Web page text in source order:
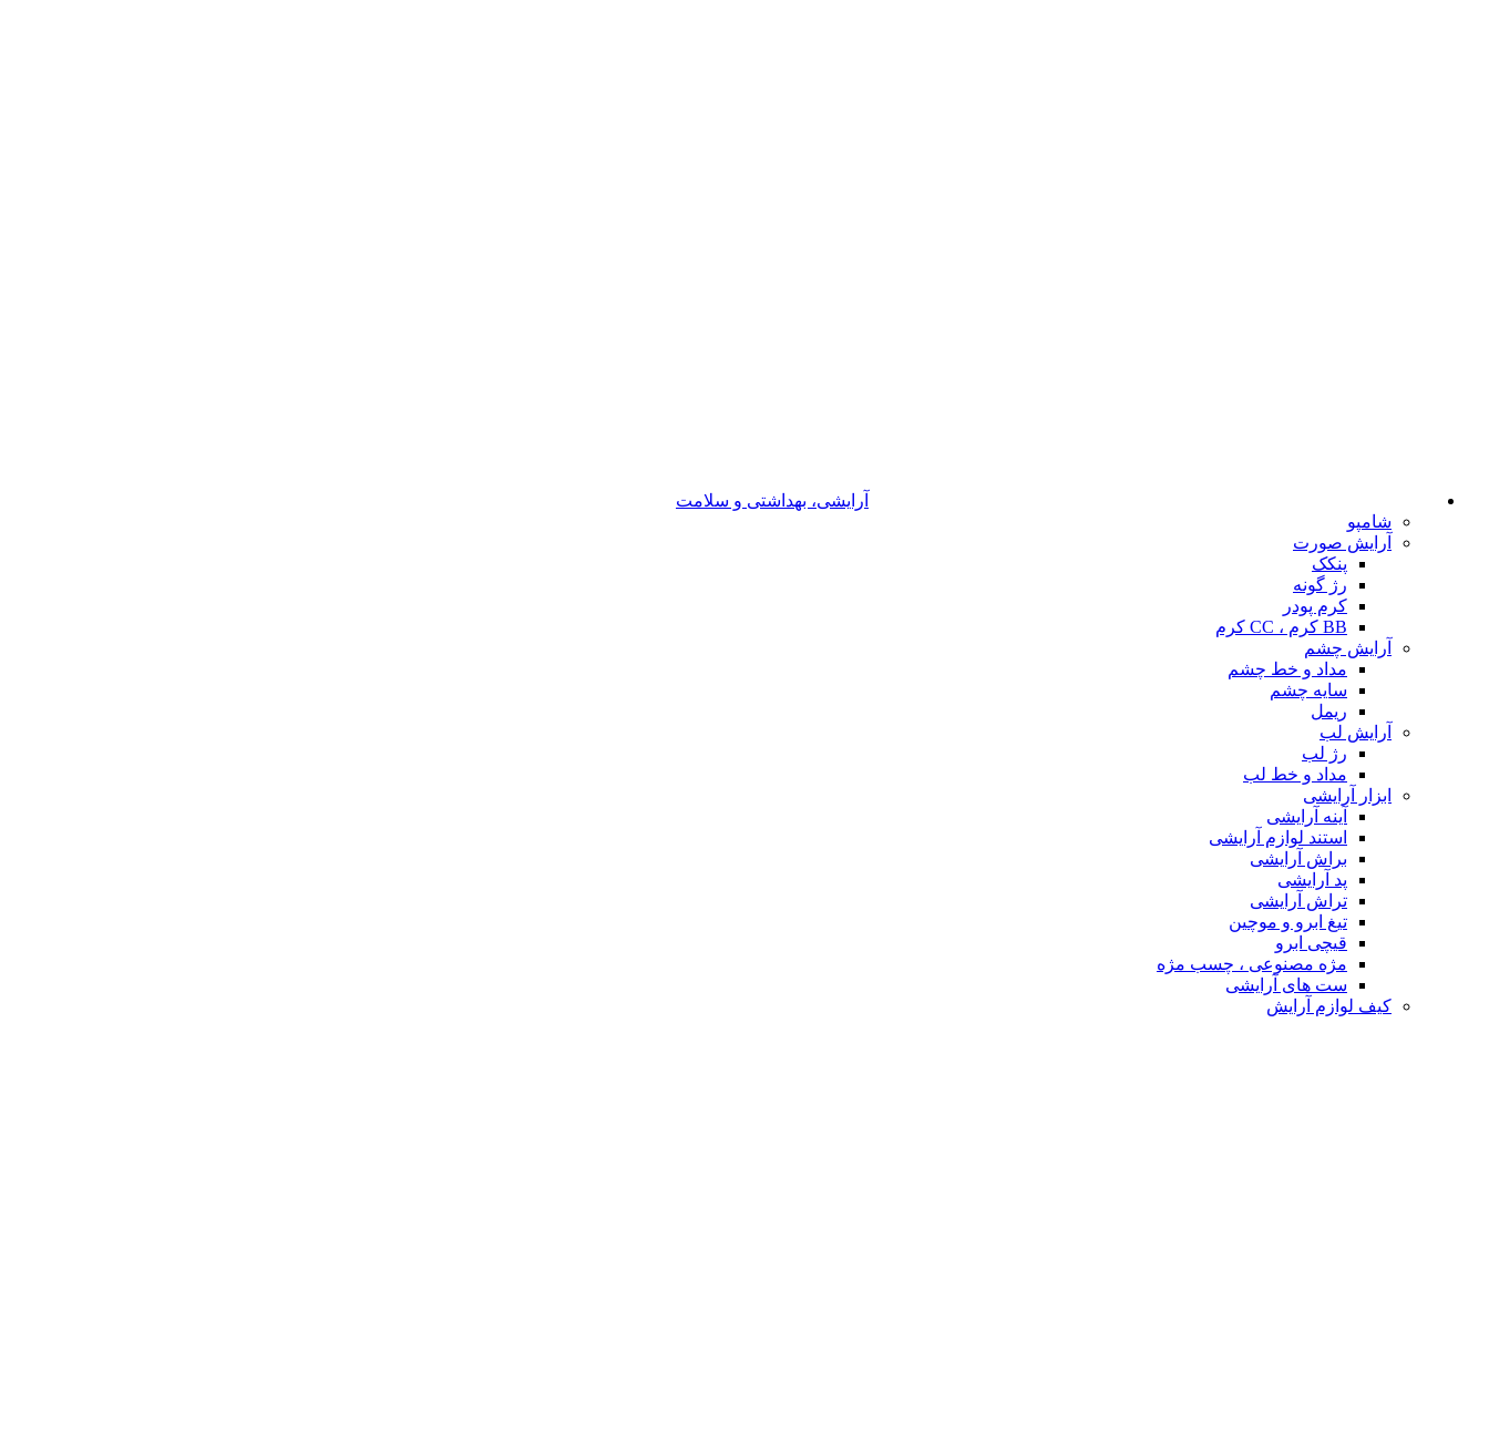
آرایشی، بهداشتی و سلامت
شامپو
آرایش صورت
پنکک
رژ گونه
کرم پودر
BB کرم ، CC کرم
آرایش چشم
مداد و خط چشم
سایه چشم
ریمل
آرایش لب
رژ لب
مداد و خط لب
ابزار آرایشی
آینه آرایشی
استند لوازم آرایشی
براش آرایشی
پد آرایشی
تراش آرایشی
تیغ ابرو و موچین
قیچی ابرو
مژه مصنوعی ، چسب مژه
ست های آرایشی
کیف لوازم آرایش